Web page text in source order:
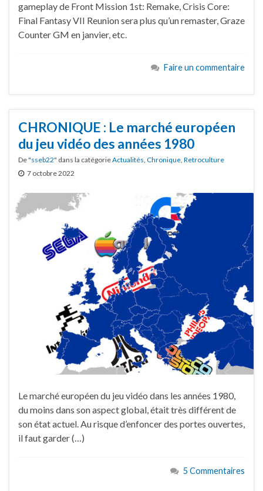
gameplay de Front Mission 1st: Remake, Crisis Core:
Final Fantasy VII Reunion sera plus qu’un remaster, Graze
Counter GM en janvier, etc.
Faire un commentaire
CHRONIQUE : Le marché européen
du jeu vidéo des années 1980
De"sseb22" dans la catégorieActualités Chronique Retroculture
7 octobre 2022
Le marché européen du jeu vidéo dans les années 1980,
du moins dans son aspect global, était très différent de
son état actuel. Au risque d’enfoncer des portes ouvertes,
il faut garder (…)
5 Commentaires